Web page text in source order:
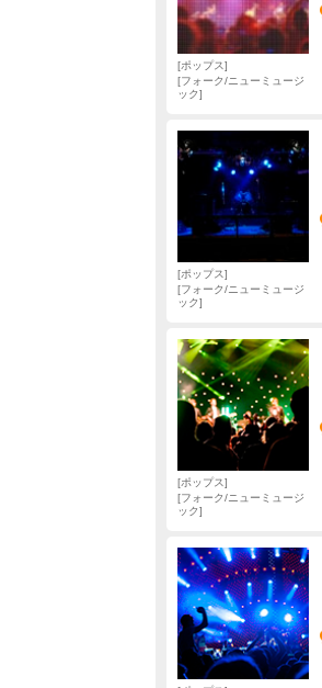
ポップス
フォーク/ニューミュージ
ック
ポップス
フォーク/ニューミュージ
ック
ポップス
フォーク/ニューミュージ
ック